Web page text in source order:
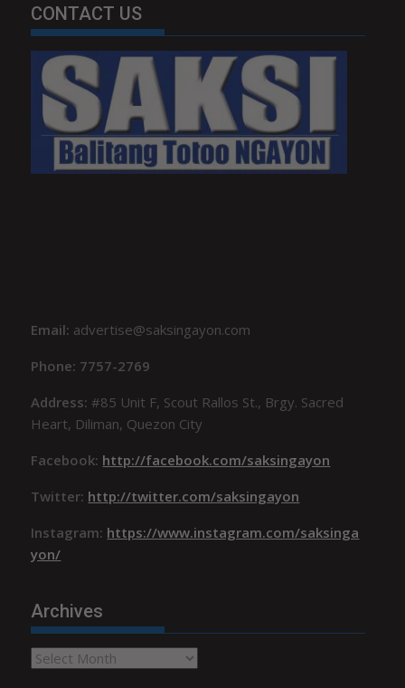
CONTACT US
Email: advertise@saksingayon.com
Phone: 7757-2769
Address:#85 Unit F, Scout Rallos St., Brgy. Sacred
Heart, Diliman, Quezon City
Facebook: http://facebook.com/saksingayon
Twitter: http://twitter.com/saksingayon
Instagram: https://www.instagram.com/saksinga
yon/
Archives
Archives